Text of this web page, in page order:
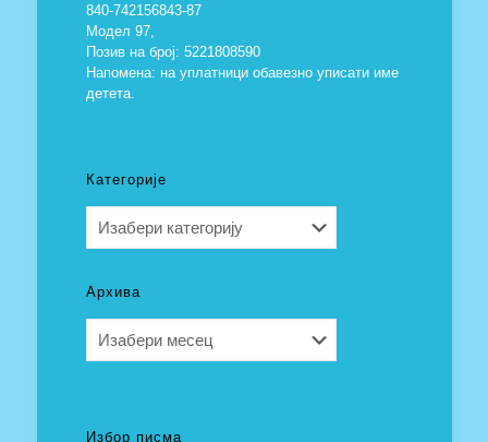
840-742156843-87
Модел 97,
Позив на број: 5221808590
Напомена: на уплатници обавезно уписати име
детета.
Категорије
Архива
Избор писма